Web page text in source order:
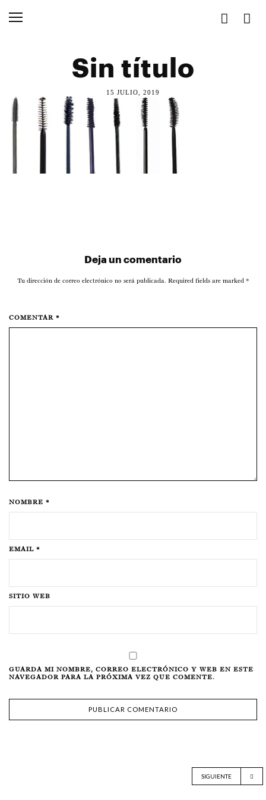
Sin título
15 JULIO, 2019
Deja un comentario
Tu dirección de correo electrónico no será publicada. Required fields are marked *
COMENTAR *
NOMBRE *
EMAIL *
SITIO WEB
GUARDA MI NOMBRE, CORREO ELECTRÓNICO Y WEB EN ESTE
NAVEGADOR PARA LA PRÓXIMA VEZ QUE COMENTE.
SIGUIENTE